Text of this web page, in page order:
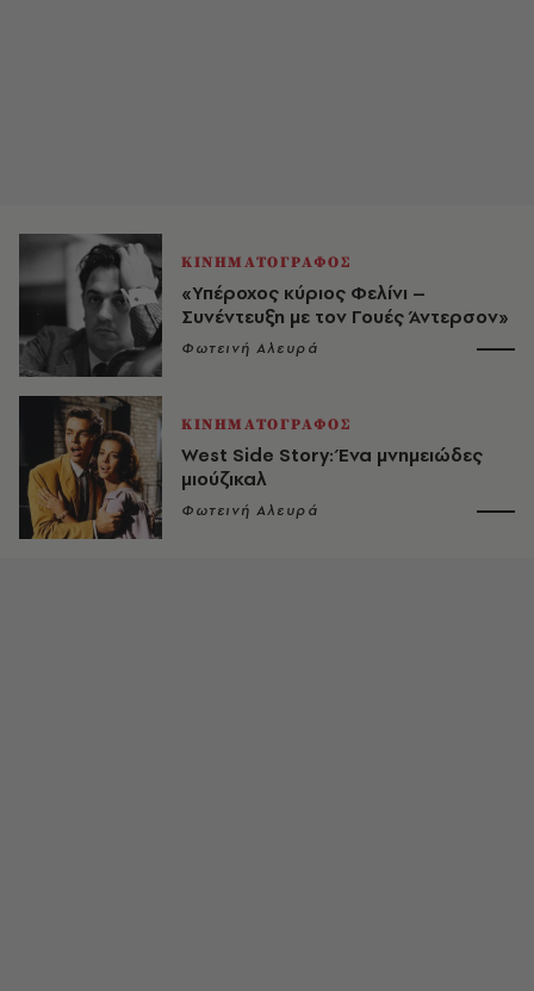
ΚΙΝΗΜΑΤΟΓΡΑΦΟΣ
«Υπέροχος κύριος Φελίνι –
Συνέντευξη με τον Γουές Άντερσον»
Φωτεινή Αλευρά
ΚΙΝΗΜΑΤΟΓΡΑΦΟΣ
West Side Story: Ένα μνημειώδες
μιούζικαλ
Φωτεινή Αλευρά